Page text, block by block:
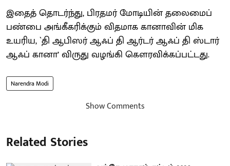
இதைத் தொடர்ந்து, பிரதமர் மோடியின் தலைமைப்
பண்பை அங்கீகரிக்கும் விதமாக கானாவின் மிக
உயரிய, `தி ஆபிஸர் ஆஃப் தி ஆர்டர் ஆஃப் தி ஸ்டார்
ஆஃப் கானா’ விருது வழங்கி கௌரவிக்கப்பட்டது.
Narendra Modi
Show Comments
Related Stories